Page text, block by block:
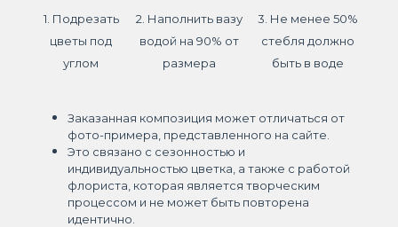
1. Подрезать
цветы под
углом
2. Наполнить вазу
водой на 90% от
размера
3. Не менее 50%
стебля должно
быть в воде
Заказанная композиция может отличаться от
фото-примера, представленного на сайте.
Это связано с сезонностью и
индивидуальностью цветка, а также с работой
флориста, которая является творческим
процессом и не может быть повторена
идентично.